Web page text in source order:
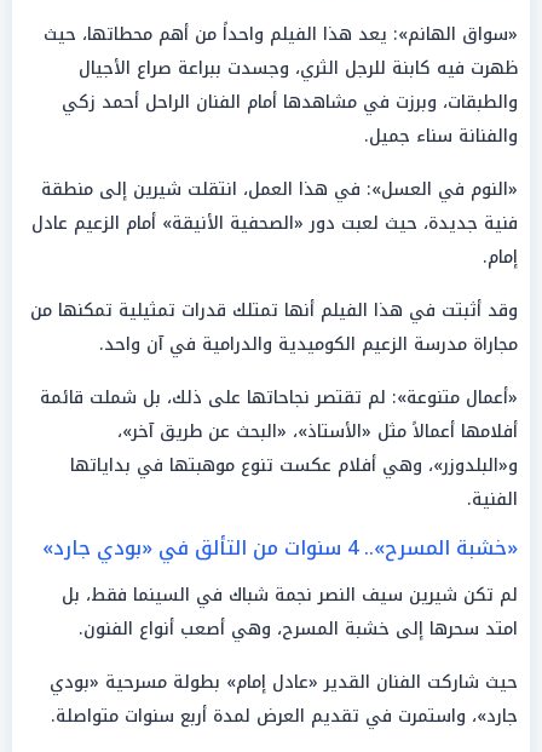
«سواق الهانم»: يعد هذا الفيلم واحداً من أهم محطاتها، حيث
ظهرت فيه كابنة للرجل الثري، وجسدت ببراعة صراع الأجيال
والطبقات، وبرزت في مشاهدها أمام الفنان الراحل أحمد زكي
والفنانة سناء جميل.
«النوم في العسل»: في هذا العمل، انتقلت شيرين إلى منطقة
فنية جديدة، حيث لعبت دور «الصحفية الأنيقة» أمام الزعيم عادل
إمام.
وقد أثبتت في هذا الفيلم أنها تمتلك قدرات تمثيلية تمكنها من
مجاراة مدرسة الزعيم الكوميدية والدرامية في آن واحد.
«أعمال متنوعة»: لم تقتصر نجاحاتها على ذلك، بل شملت قائمة
أفلامها أعمالاً مثل «الأستاذ»، «البحث عن طريق آخر»،
و«البلدوزر»، وهي أفلام عكست تنوع موهبتها في بداياتها
الفنية.
«خشبة المسرح».. 4 سنوات من التألق في «بودي جارد»
لم تكن شيرين سيف النصر نجمة شباك في السينما فقط، بل
امتد سحرها إلى خشبة المسرح، وهي أصعب أنواع الفنون.
حيث شاركت الفنان القدير «عادل إمام» بطولة مسرحية «بودي
جارد»، واستمرت في تقديم العرض لمدة أربع سنوات متواصلة.